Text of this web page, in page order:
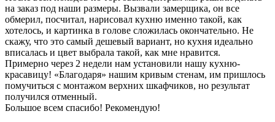
на заказ под наши размеры. Вызвали замерщика, он все
обмерил, посчитал, нарисовал кухню именно такой, как
хотелось, и картинка в голове сложилась окончательно. Не
скажу, что это самый дешевый вариант, но кухня идеально
вписалась и цвет выбрала такой, как мне нравится.
Примерно через 2 недели нам установили нашу кухню-
красавицу! «Благодаря» нашим кривым стенам, им пришлось
помучиться с монтажом верхних шкафчиков, но результат
получился отменный.
Большое всем спасибо! Рекомендую!